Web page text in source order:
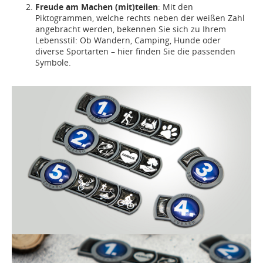
Freude am Machen (mit)teilen: Mit den
Piktogrammen, welche rechts neben der weißen Zahl
angebracht werden, bekennen Sie sich zu Ihrem
Lebensstil: Ob Wandern, Camping, Hunde oder
diverse Sportarten – hier finden Sie die passenden
Symbole.